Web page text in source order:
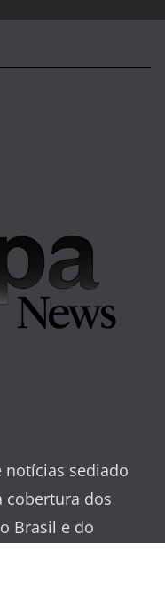
notícias sediado
cobertura dos
Brasil e do